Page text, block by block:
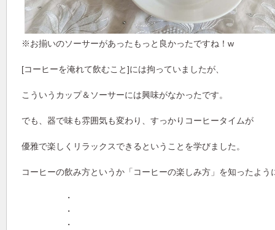
※お揃いのソーサーがあったもっと良かったですね！w
[コーヒーを淹れて飲むこと]には拘っていましたが、
こういうカップ＆ソーサーには興味がなかったです。
でも、器で味も雰囲気も変わり、すっかりコーヒータイムが
優雅で楽しくリラックスできるということを学びました。
コーヒーの飲み方というか「コーヒーの楽しみ方」を知ったよう
・
・
・